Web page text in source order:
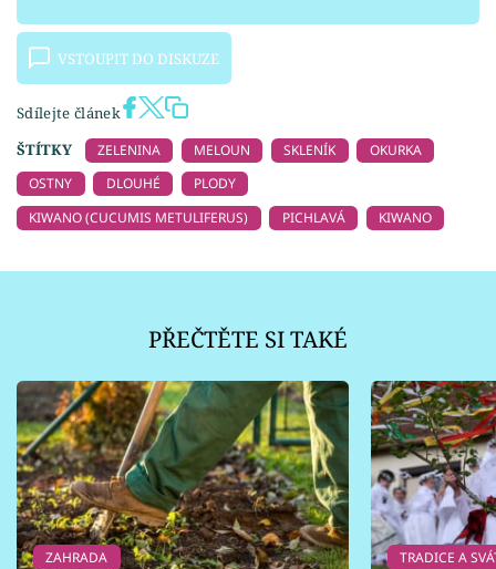
VSTOUPIT DO DISKUZE
Sdílejte článek
ŠTÍTKY
ZELENINA MELOUN SKLENÍK
OKURKA
OSTNY
DLOUHÉ
PLODY
KIWANO (CUCUMIS METULIFERUS)
PICHLAVÁ KIWANO
PŘEČTĚTE SI TAKÉ
ZAHRADA TRADICE A